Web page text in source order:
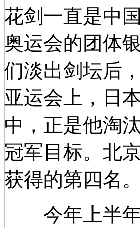
花剑一直是中
奥运会的团体
们淡出剑坛后
亚运会上，日
中，正是他淘
冠军目标。北
获得的第四名。
今年上半年